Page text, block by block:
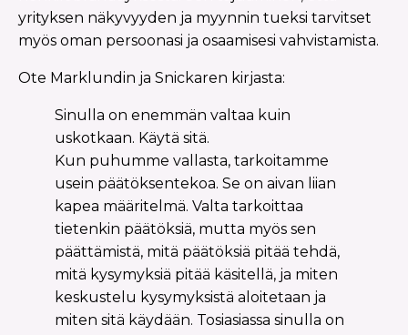
yrityksen näkyvyyden ja myynnin tueksi tarvitset
myös oman persoonasi ja osaamisesi vahvistamista.
Ote Marklundin ja Snickaren kirjasta:
Sinulla on enemmän valtaa kuin
uskotkaan. Käytä sitä.
Kun puhumme vallasta, tarkoitamme
usein päätöksentekoa. Se on aivan liian
kapea määritelmä. Valta tarkoittaa
tietenkin päätöksiä, mutta myös sen
päättämistä, mitä päätöksiä pitää tehdä,
mitä kysymyksiä pitää käsitellä, ja miten
keskustelu kysymyksistä aloitetaan ja
miten sitä käydään. Tosiasiassa sinulla on